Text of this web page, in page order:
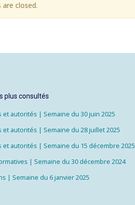
closed.
plus consultés
et autorités | Semaine du 30 juin 2025
et autorités | Semaine du 28 juillet 2025
et autorités | Semaine du 15 décembre 2025
| Semaine du 30 décembre 2024
| Semaine du 6 janvier 2025